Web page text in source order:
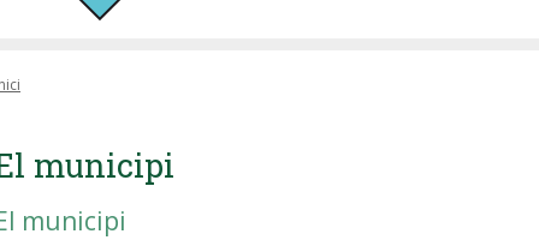
municipi
municipi